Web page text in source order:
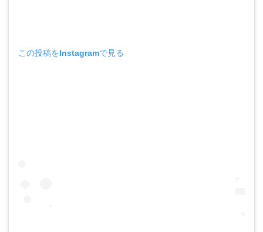
この投稿をInstagramで見る